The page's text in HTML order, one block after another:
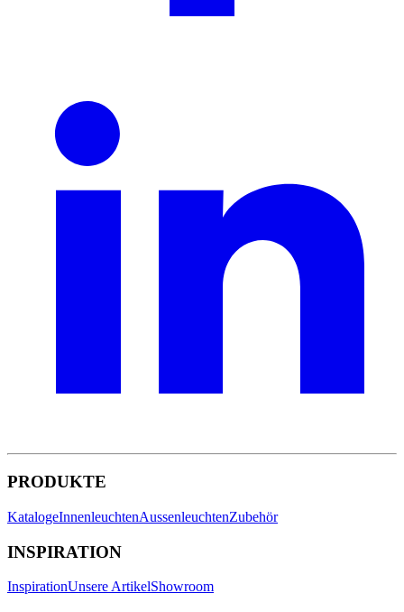
PRODUKTE
KatalogeInnenleuchtenAussenleuchtenZubehör
INSPIRATION
InspirationUnsere ArtikelShowroom